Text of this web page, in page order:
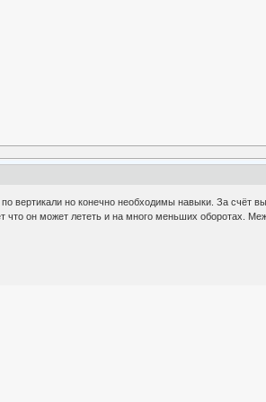
вертикали но конечно необходимы навыки. За счёт
что он может лететь и на много меньших оборотах.